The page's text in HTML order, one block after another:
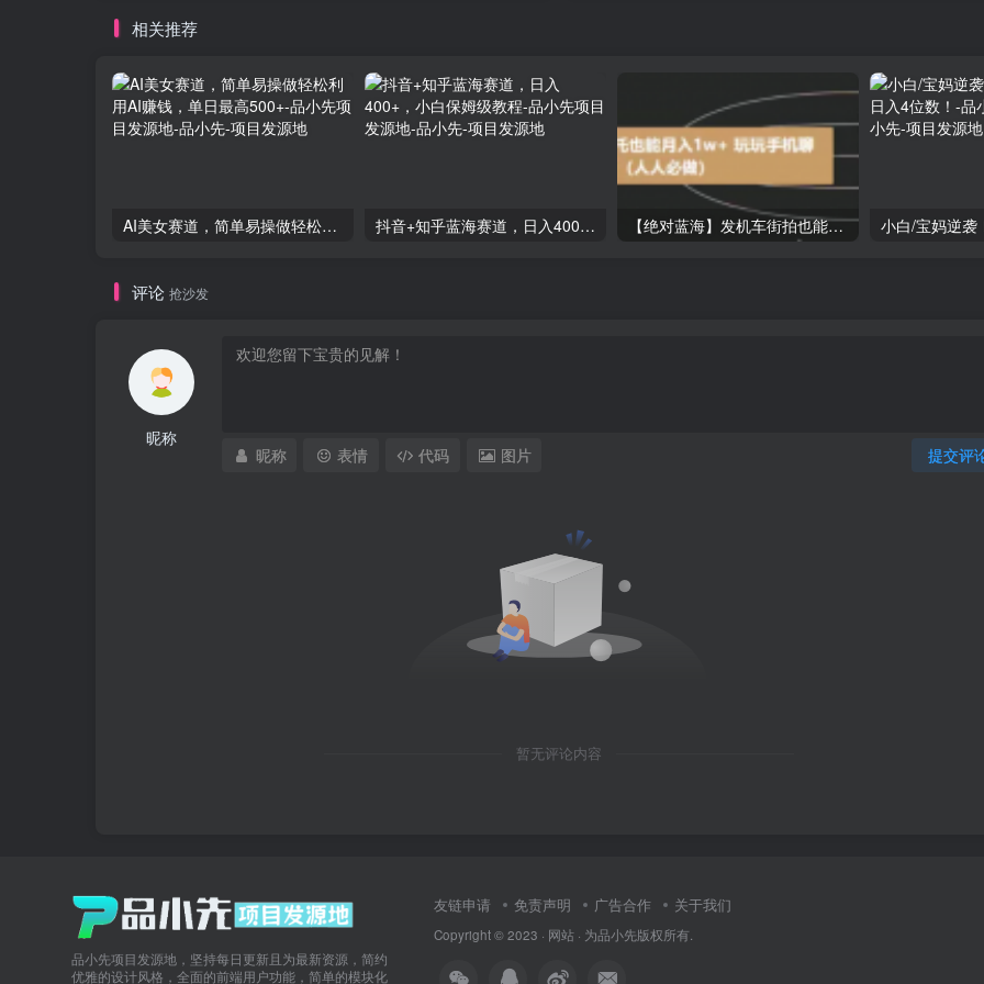
相关推荐
AI美女赛道，简单易操做轻松利用AI赚钱，单日最高500+-品小先项目发源地 抖音+知乎蓝海赛道，日入400+，小白保姆级教程-品小先项目发源地 【绝对蓝海】发机车街拍也能月入过万？赚钱就是这么简单！手把手教程他来了（人人必做）【揭秘】
评论 抢沙发
昵称
提交评
昵称 表情 代码 图片
暂无评论内容
品小先项目发源地，坚持每日更新且为最新资源，简约
优雅的设计风格，全面的前端用户功能，简单的模块化
友链申请 免责声明 广告合作 关于我们
Copyright © 2023 · 网站 · 为品小先版权所有.